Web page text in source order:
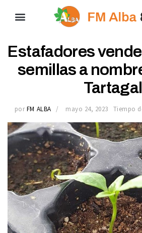
Estafadores
semillas a
Tartagal
por FM ALBA mayo 24, 2023 Tiempo